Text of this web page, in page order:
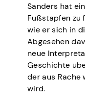
Sanders hat
Fußstapfen zu
wie er sich in
Abgesehen
neue
Geschichte
der aus Rache
wird.